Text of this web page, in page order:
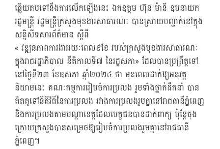
ឆ្លើយតបទៅនឹងការលើកឡើងនេះ ឯកឧត្តម ហ៊ុន ម៉ានី ឧបនាយក
រដ្ឋមន្ត្រី រដ្ឋមន្ត្រីក្រសួងមុខងារសាធារណៈ បានស្រាយបញ្ជាក់នៅក្នុង
សន្និសីទសារព័ត៌មាន ស្តីពី
« វឌ្ឍនភាពការងាររយៈពេល៩ខែ របស់ក្រសួងមុខងារសាធារណៈ
ក្នុងរាជរដ្ឋាភិបាល នីតិកាលទី៧ នៃរដ្ឋសភា» ដែលបានប្រព្រឹត្តទៅ
នៅថ្ងៃទី២៣ ខែឧសភា ឆ្នាំ២០២៤ ថា មុនពេលដាក់ឱ្យអនុវត្ត
និយាមនេះ គណៈកម្មការរៀបចំការប្រលង រួមទាំងថ្នាក់ដឹកនាំ បាន
គិតគូទៅនីតិវិធីនៃការប្រលង រវាងការប្រលងរួមគ្នានៅរាជធានីភ្នំពេញ
និងការប្រលងតាមបណ្ដាខេត្តដែលបេក្ខជនបានដាក់ពាក្យ ប៉ុន្តែចុង
ក្រោយក្រសួងបានសម្រេចឱ្យរៀបចំការប្រលងរួមគ្នានៅរាជធានី
ភ្នំពេញ។